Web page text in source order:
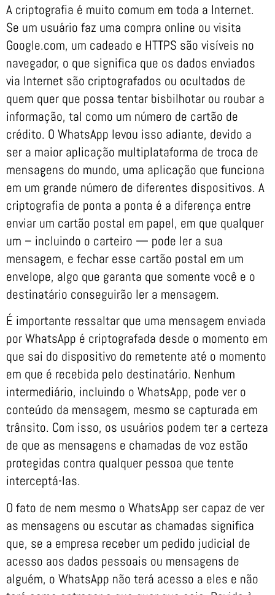
A criptografia é muito comum em toda a Internet.
Se um usuário faz uma compra online ou visita
Google.com, um cadeado e HTTPS são visíveis no
navegador, o que significa que os dados enviados
via Internet são criptografados ou ocultados de
quem quer que possa tentar bisbilhotar ou roubar a
informação, tal como um número de cartão de
crédito. O WhatsApp levou isso adiante, devido a
ser a maior aplicação multiplataforma de troca de
mensagens do mundo, uma aplicação que funciona
em um grande número de diferentes dispositivos. A
criptografia de ponta a ponta é a diferença entre
enviar um cartão postal em papel, em que qualquer
um – incluindo o carteiro — pode ler a sua
mensagem, e fechar esse cartão postal em um
envelope, algo que garanta que somente você e o
destinatário conseguirão ler a mensagem.
É importante ressaltar que uma mensagem enviada
por WhatsApp é criptografada desde o momento em
que sai do dispositivo do remetente até o momento
em que é recebida pelo destinatário. Nenhum
intermediário, incluindo o WhatsApp, pode ver o
conteúdo da mensagem, mesmo se capturada em
trânsito. Com isso, os usuários podem ter a certeza
de que as mensagens e chamadas de voz estão
protegidas contra qualquer pessoa que tente
interceptá-las.
O fato de nem mesmo o WhatsApp ser capaz de ver
as mensagens ou escutar as chamadas significa
que, se a empresa receber um pedido judicial de
acesso aos dados pessoais ou mensagens de
alguém, o WhatsApp não terá acesso a eles e não